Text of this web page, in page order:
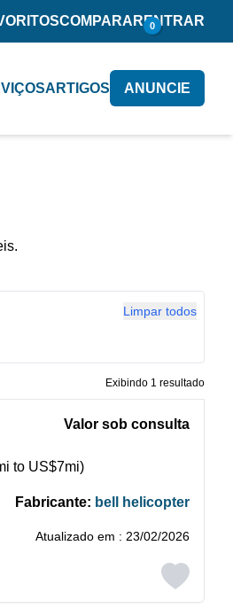
COMPARAR 0
ENTRAR
ARTIGOS ANUNCIE
Limpar todos
Exibindo 1 resultado
Valor sob consulta
to US$7mi)
Fabricante: bell helicopter
Atualizado em : 23/02/2026